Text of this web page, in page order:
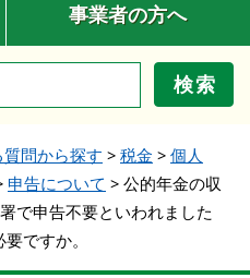
事業者の方へ
検索
質問から探す > 税金 > 個人
申告について > 公的年金の収
で申告不要といわれました
ですか。